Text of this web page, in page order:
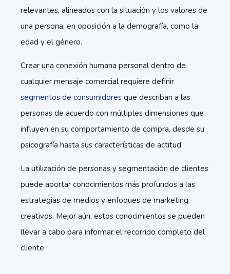
relevantes, alineados con la situación y los valores de
una persona, en oposición a la demografía, como la
edad y el género.
Crear una conexión humana personal dentro de
cualquier mensaje comercial requiere definir
segmentos de consumidores que describan a las
personas de acuerdo con múltiples dimensiones que
influyen en su comportamiento de compra, desde su
psicografía hasta sus características de actitud.
La utilización de personas y segmentación de clientes
puede aportar conocimientos más profundos a las
estrategias de medios y enfoques de marketing
creativos. Mejor aún, estos conocimientos se pueden
llevar a cabo para informar el recorrido completo del
cliente.